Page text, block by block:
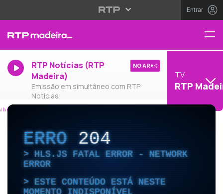
Entrar
RTP Notícias (RTP
Madeira)
Emissão em simultâneo com RTP
Notícias
NO AR
TV
RTP
ERRO204
HLS.JS FATAL ERROR - NETWORK
ERROR
ESTE CONTEÚDO ESTÁ NESTE
MOMENTO INDISPONÍVEL